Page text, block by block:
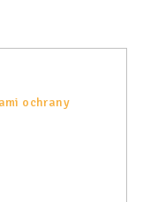
ochrany